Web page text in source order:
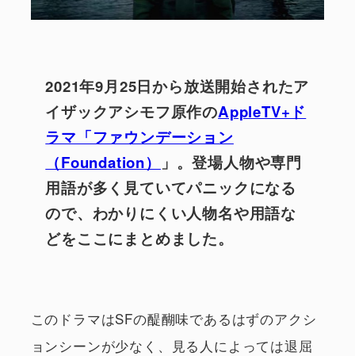
2021年9月25日から放送開始されたア
イザックアシモフ原作のAppleTV+ド
ラマ「ファウンデーション
（Foundation）
」。登場人物や専門
用語が多く見ていてパニックになる
ので、わかりにくい人物名や用語な
どをここにまとめました。
このドラマはSFの醍醐味であるはずのアクシ
ョンシーンが少なく、見る人によっては退屈